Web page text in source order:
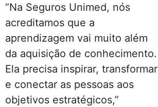
“Na Seguros Unimed, nós
acreditamos que a
aprendizagem vai muito além
da aquisição de conhecimento.
Ela precisa inspirar, transformar
e conectar as pessoas aos
objetivos estratégicos,”